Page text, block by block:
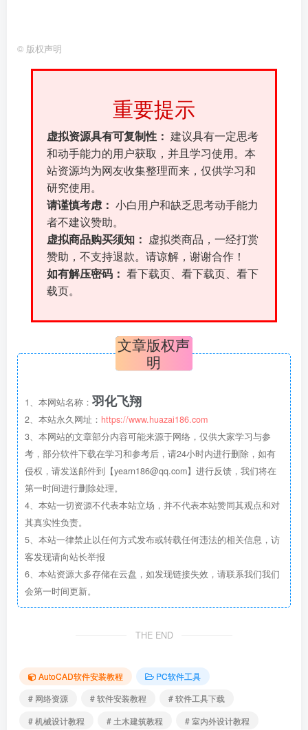
© 版权声明
重要提示
虚拟资源具有可复制性： 建议具有一定思考
和动手能力的用户获取，并且学习使用。本
站资源均为网友收集整理而来，仅供学习和
研究使用。
请谨慎考虑： 小白用户和缺乏思考动手能力
者不建议赞助。
虚拟商品购买须知：
虚拟类商品，一经打赏
赞助，不支持退款。请谅解，谢谢合作！
如有解压密码： 看下载页、看下载页、看下
载页。
文章版权声
明
1、本网站名称： 羽化飞翔
2、本站永久网址： https://www.huazai186.com
3、本网站的文章部分内容可能来源于网络，仅供大家学习与参
考，部分软件下载在学习和参考后，请24小时内进行删除，如有
侵权，请发送邮件到【yearn186@qq.com】进行反馈，我们将在
第一时间进行删除处理。
4、本站一切资源不代表本站立场，并不代表本站赞同其观点和对
其真实性负责。
5、本站一律禁止以任何方式发布或转载任何违法的相关信息，访
客发现请向站长举报
6、本站资源大多存储在云盘，如发现链接失效，请联系我们我们
会第一时间更新。
THE END
AutoCAD软件安装教程
PC软件工具
# 网络资源
# 软件安装教程
# 软件工具下载
# 机械设计教程
# 土木建筑教程 # 室内外设计教程